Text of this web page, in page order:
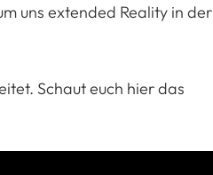
uns extended Reality in der
Schaut euch hier das